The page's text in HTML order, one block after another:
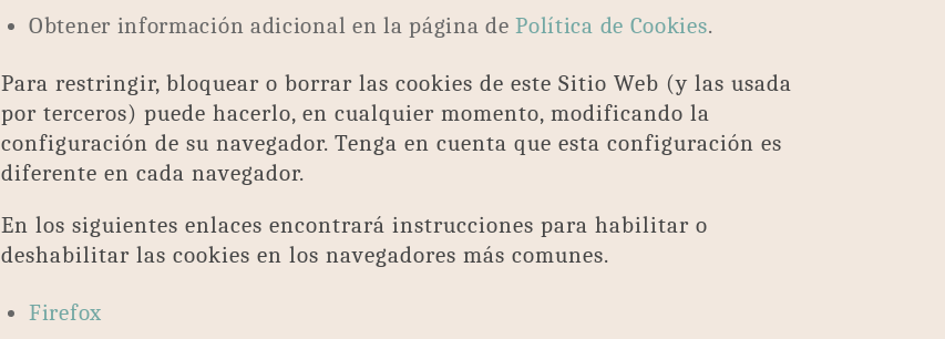
Obtener información adicional en la página dePolítica de Cookies.
Para restringir, bloquear o borrar las cookies de este Sitio Web (y las usada
por terceros) puede hacerlo, en cualquier momento, modificando la
configuración de su navegador. Tenga en cuenta que esta configuración es
diferente en cada navegador.
En los siguientes enlaces encontrará instrucciones para habilitar o
deshabilitar las cookies en los navegadores más comunes.
Firefox